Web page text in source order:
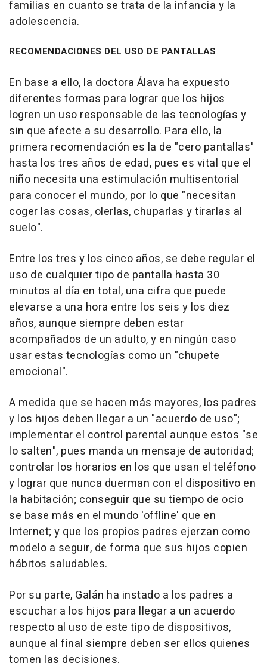
familias en cuanto se trata de la infancia y la
adolescencia.
RECOMENDACIONES DEL USO DE PANTALLAS
En base a ello, la doctora Álava ha expuesto
diferentes formas para lograr que los hijos
logren un uso responsable de las tecnologías y
sin que afecte a su desarrollo. Para ello, la
primera recomendación es la de "cero pantallas"
hasta los tres años de edad, pues es vital que el
niño necesita una estimulación multisentorial
para conocer el mundo, por lo que "necesitan
coger las cosas, olerlas, chuparlas y tirarlas al
suelo".
Entre los tres y los cinco años, se debe regular el
uso de cualquier tipo de pantalla hasta 30
minutos al día en total, una cifra que puede
elevarse a una hora entre los seis y los diez
años, aunque siempre deben estar
acompañados de un adulto, y en ningún caso
usar estas tecnologías como un "chupete
emocional".
A medida que se hacen más mayores, los padres
y los hijos deben llegar a un "acuerdo de uso";
implementar el control parental aunque estos "se
lo salten", pues manda un mensaje de autoridad;
controlar los horarios en los que usan el teléfono
y lograr que nunca duerman con el dispositivo en
la habitación; conseguir que su tiempo de ocio
se base más en el mundo 'offline' que en
Internet; y que los propios padres ejerzan como
modelo a seguir, de forma que sus hijos copien
hábitos saludables.
Por su parte, Galán ha instado a los padres a
escuchar a los hijos para llegar a un acuerdo
respecto al uso de este tipo de dispositivos,
aunque al final siempre deben ser ellos quienes
tomen las decisiones.